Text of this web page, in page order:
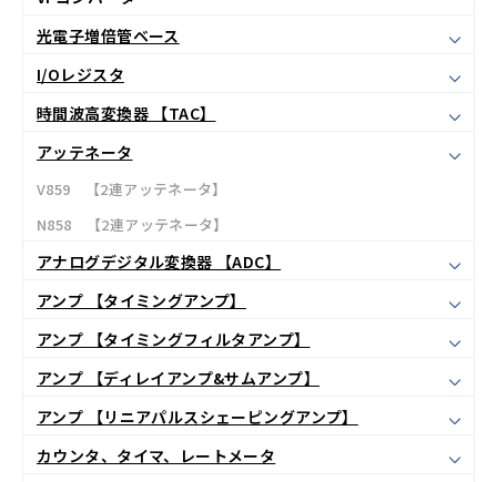
光電子増倍管ベース
I/Oレジスタ
時間波高変換器 【TAC】
アッテネータ
V859 【2連アッテネータ】
N858 【2連アッテネータ】
アナログデジタル変換器 【ADC】
アンプ 【タイミングアンプ】
アンプ 【タイミングフィルタアンプ】
アンプ 【ディレイアンプ&サムアンプ】
アンプ 【リニアパルスシェーピングアンプ】
カウンタ、タイマ、レートメータ